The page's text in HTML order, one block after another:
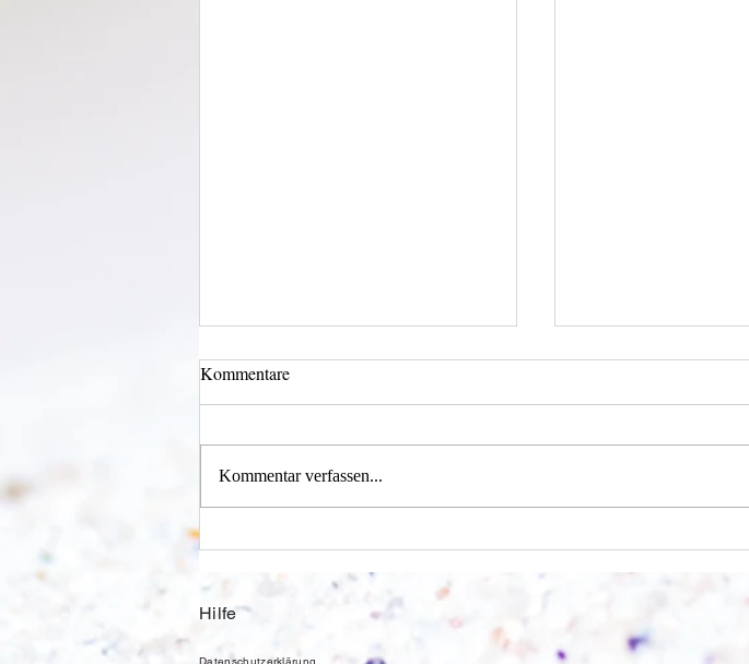
Einen Berg abtragen
Kommentare
Kommentar verfassen...
Hilfe
Datenschutzerklärung